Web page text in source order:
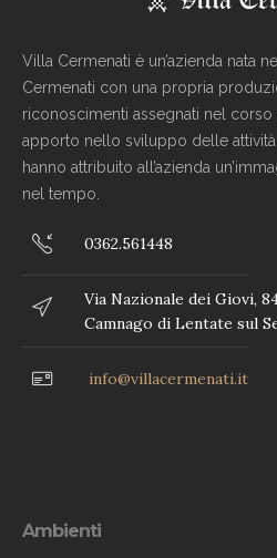
Villa Cermenati è un’azienda nata
Cermenati con una propria
riconoscimenti assegnati nel
apporto nello sviluppo delle
hanno attribuito all’azienda
nel tempo.
0362.561448
Via Nazionale dei Giovi,
Camnago di Lentate sul
info@villacermenati.it
Ambienti